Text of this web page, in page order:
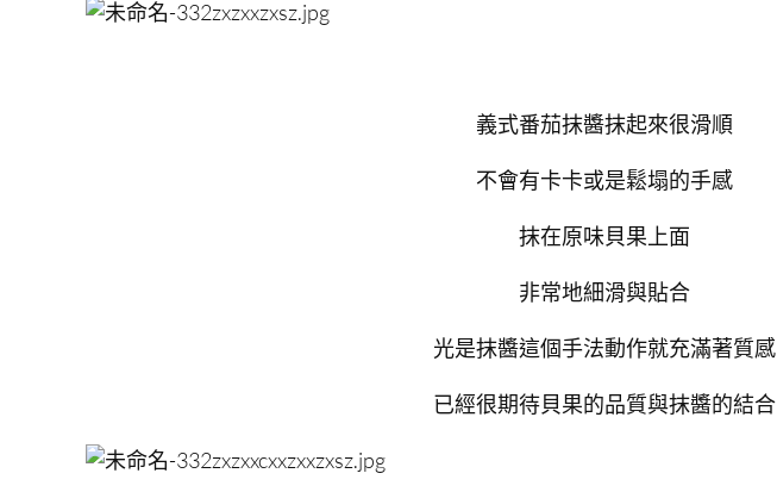
義式番茄抹醬抹起來很滑順
不會有卡卡或是鬆塌的手感
抹在原味貝果上面
非常地細滑與貼合
光是抹醬這個手法動作就充滿著質感
已經很期待貝果的品質與抹醬的結合